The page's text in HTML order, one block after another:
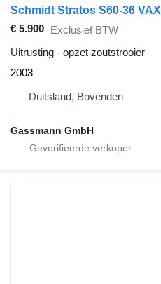
Schmidt Stratos S60-36 VAX
€ 5.900 Exclusief BTW
Uitrusting - opzet zoutstrooier
2003
Duitsland, Bovenden
Gassmann GmbH